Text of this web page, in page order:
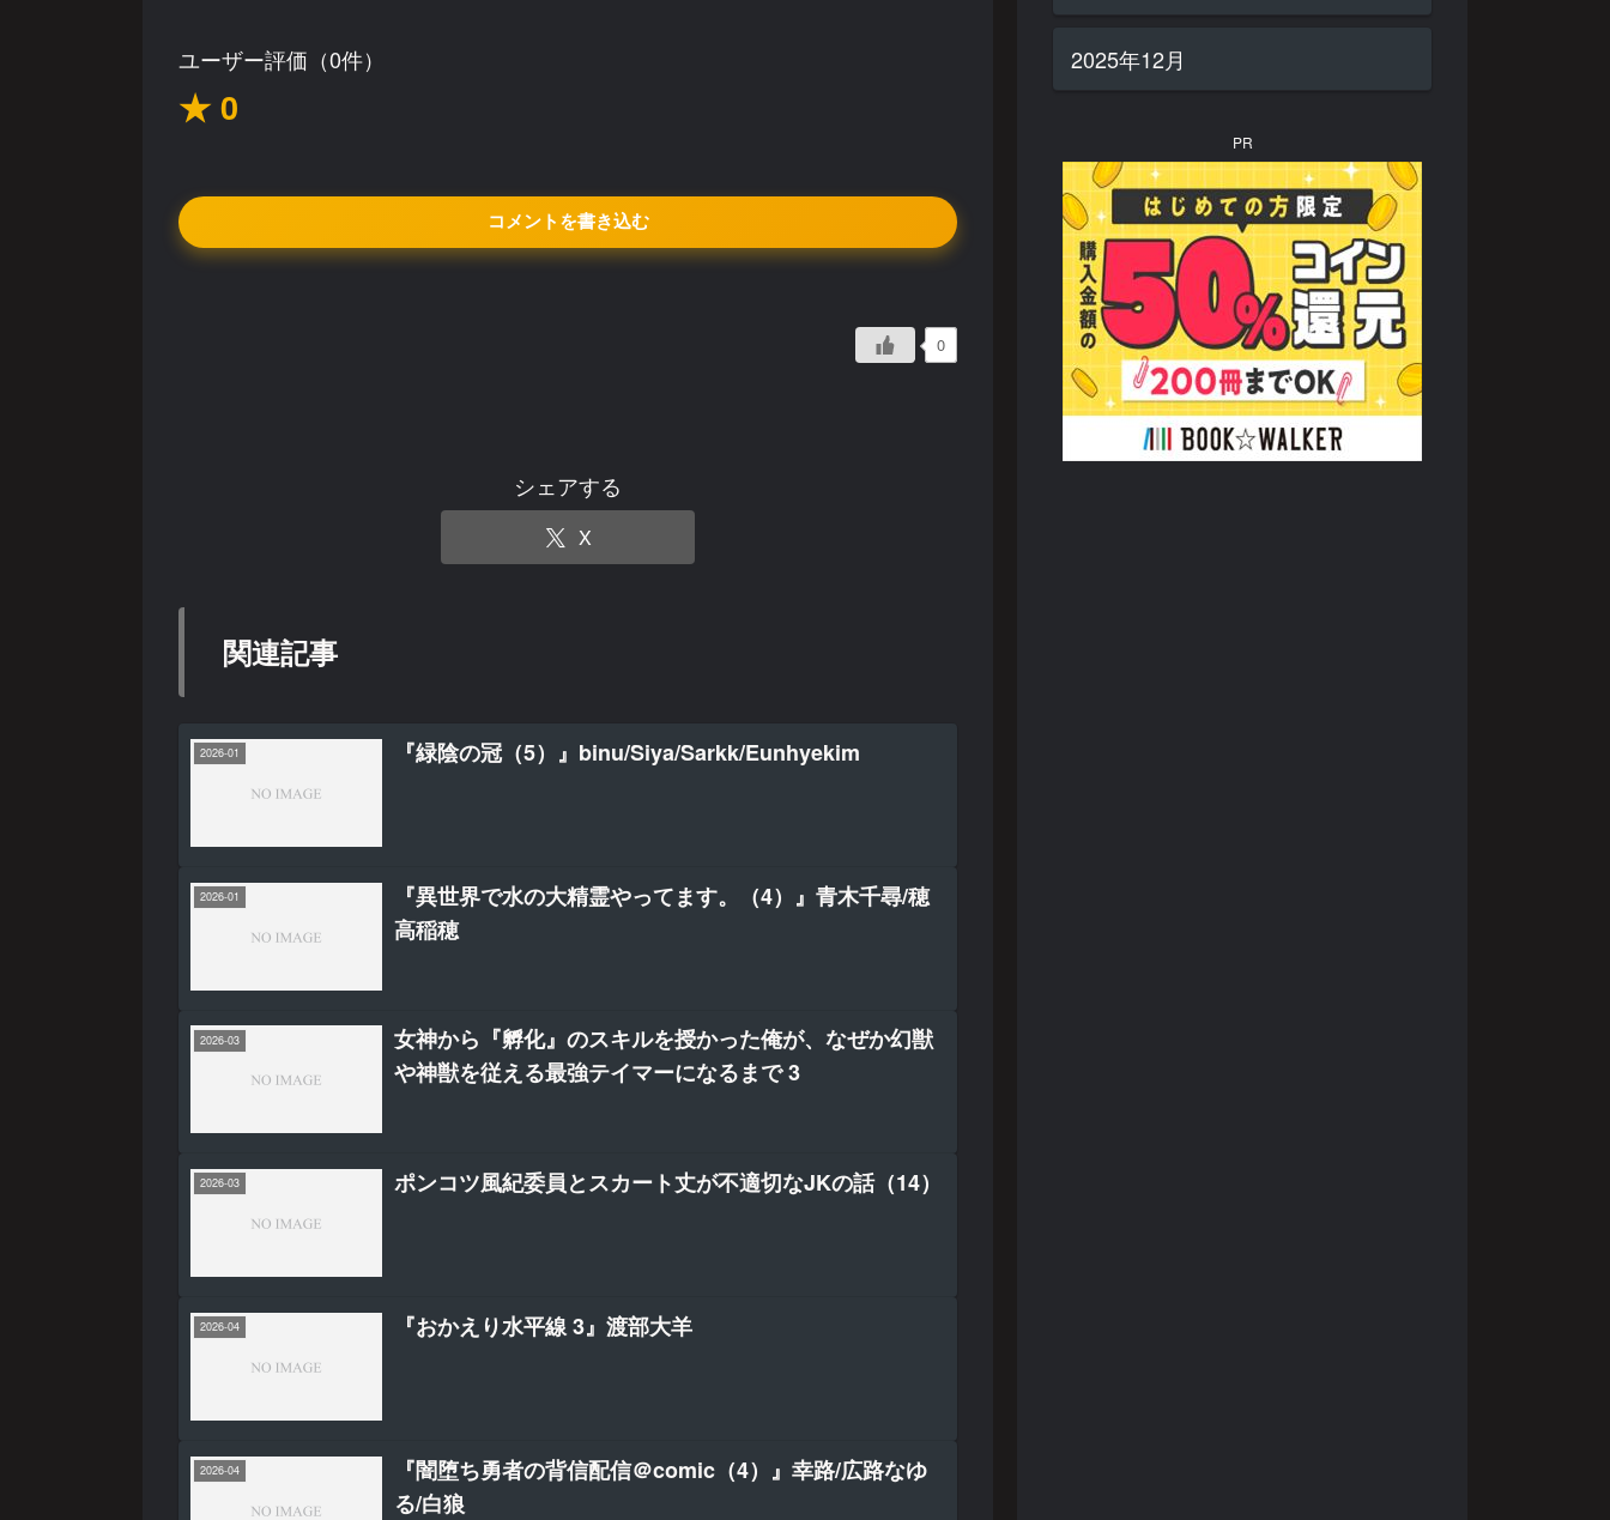
ユーザー評価（0件）
★ 0
コメントを書き込む
0
シェアする
X
関連記事
2026-01 『緑陰の冠（5）』binu/Siya/Sarkk/Eunhyekim
2026-01
『異世界で水の大精霊やってます。（4）』青木千尋/穂
高稲穂
2026-03
女神から『孵化』のスキルを授かった俺が、なぜか幻獣
や神獣を従える最強テイマーになるまで 3
2026-03 ポンコツ風紀委員とスカート丈が不適切なJKの話（14）
2026-04 『おかえり水平線 3』渡部大羊
2026-04
『闇堕ち勇者の背信配信＠comic（4）』幸路/広路なゆ
る/白狼
2025年12月
PR